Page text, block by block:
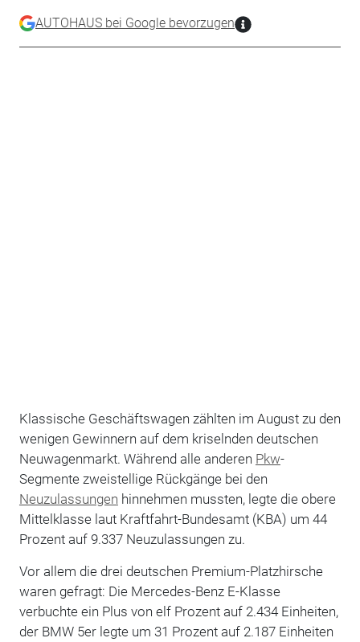
AUTOHAUS bei Google bevorzugen
Klassische Geschäftswagen zählten im August zu den
wenigen Gewinnern auf dem kriselnden deutschen
Neuwagenmarkt. Während alle anderen Pkw-
Segmente zweistellige Rückgänge bei den
Neuzulassungen hinnehmen mussten, legte die obere
Mittelklasse laut Kraftfahrt-Bundesamt (KBA) um 44
Prozent auf 9.337 Neuzulassungen zu.
Vor allem die drei deutschen Premium-Platzhirsche
waren gefragt: Die Mercedes-Benz E-Klasse
verbuchte ein Plus von elf Prozent auf 2.434 Einheiten,
der BMW 5er legte um 31 Prozent auf 2.187 Einheiten